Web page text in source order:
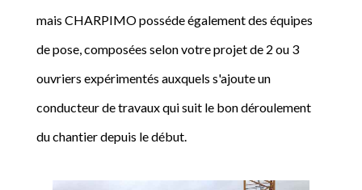
mais CHARPIMO posséde également des équipes
de pose, composées selon votre projet de 2 ou 3
ouvriers expérimentés auxquels s'ajoute un
conducteur de travaux qui suit le bon déroulement
du chantier depuis le début.